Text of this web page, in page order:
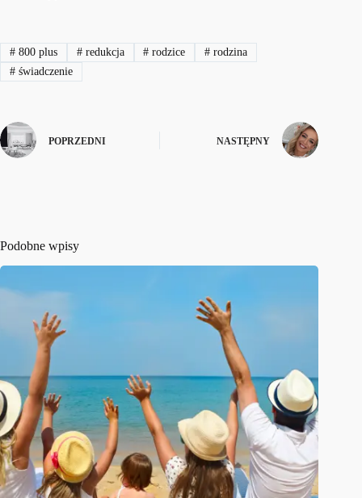
#800 plus #redukcja # rodzice # rodzina
#świadczenie
POPRZEDNI NASTĘPNY
Podobne wpisy